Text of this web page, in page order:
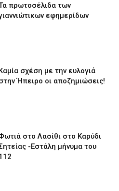
πρωτοσέλιδα των
εφημερίδων
σχέση με την ευλογιά
Ήπειρο οι αποζημιώσεις!
στο Λασίθι στο Καρύδι
-Εστάλη μήνυμα του